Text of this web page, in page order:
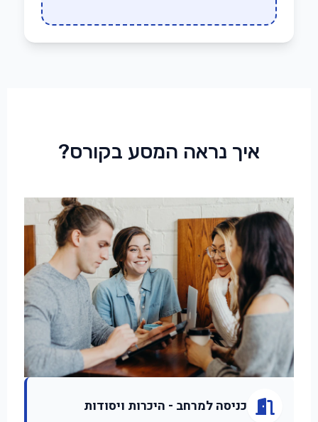
איך נראה המסע בקורס?
כניסה למרחב - היכרות ויסודות